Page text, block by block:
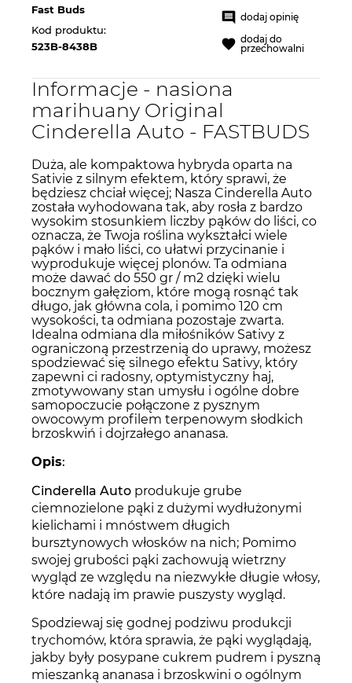
Fast Buds
Kod produktu:
523B-8438B
dodaj opinię
dodaj do
przechowalni
Informacje - nasiona
marihuany Original
Cinderella Auto - FASTBUDS
Duża, ale kompaktowa hybryda oparta na
Sativie z silnym efektem, który sprawi, że
będziesz chciał więcej; Nasza Cinderella Auto
została wyhodowana tak, aby rosła z bardzo
wysokim stosunkiem liczby pąków do liści, co
oznacza, że Twoja roślina wykształci wiele
pąków i mało liści, co ułatwi przycinanie i
wyprodukuje więcej plonów. Ta odmiana
może dawać do 550 gr / m2 dzięki wielu
bocznym gałęziom, które mogą rosnąć tak
długo, jak główna cola, i pomimo 120 cm
wysokości, ta odmiana pozostaje zwarta.
Idealna odmiana dla miłośników Sativy z
ograniczoną przestrzenią do uprawy, możesz
spodziewać się silnego efektu Sativy, który
zapewni ci radosny, optymistyczny haj,
zmotywowany stan umysłu i ogólne dobre
samopoczucie połączone z pysznym
owocowym profilem terpenowym słodkich
brzoskwiń i dojrzałego ananasa.
Opis:
Cinderella Auto produkuje grube
ciemnozielone pąki z dużymi wydłużonymi
kielichami i mnóstwem długich
bursztynowych włosków na nich; Pomimo
swojej grubości pąki zachowują wietrzny
wygląd ze względu na niezwykłe długie włosy,
które nadają im prawie puszysty wygląd.
Spodziewaj się godnej podziwu produkcji
trychomów, która sprawia, że pąki wyglądają,
jakby były posypane cukrem pudrem i pyszną
mieszanką ananasa i brzoskwini o ogólnym